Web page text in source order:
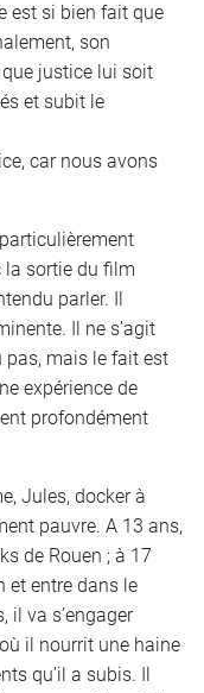
est si bien fait que
son
justice lui soit
et subit le
car nous avons
la sortie du film
parler. Il
Il ne s’agit
pas, mais le fait est
expérience de
profondément
Jules, docker à
pauvre. A 13 ans,
de Rouen ; à 17
et entre dans le
il va s’engager
il nourrit une haine
qu’il a subis. Il